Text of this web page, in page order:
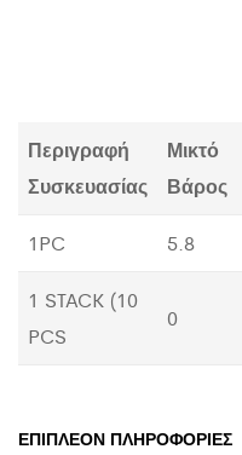
Περιγραφή
Συσκευασίας
Μικτό
Βάρος
1PC 5.8
1 STACK (10
PCS
0
ΕΠΙΠΛΈΟΝ ΠΛΗΡΟΦΟΡΊΕΣ